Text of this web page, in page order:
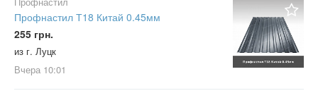
Профнастил Т18 Китай 0.45мм
255 грн.
из г. Луцк
Вчера 10:01